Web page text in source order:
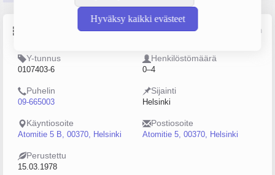
Hyväksy kaikki evästeet
Lähde: YTJ, PRH, Traficom
Y-tunnus
0107403-6
Henkilöstömäärä
0–4
Puhelin
09-665003
Sijainti
Helsinki
Käyntiosoite
Atomitie 5 B, 00370, Helsinki
Postiosoite
Atomitie 5, 00370, Helsinki
Perustettu
15.03.1978